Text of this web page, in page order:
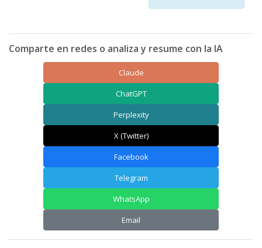
Comparte en redes o analiza y resume con la IA
Claude
ChatGPT
Perplexity
X (Twitter)
Facebook
Telegram
WhatsApp
Email